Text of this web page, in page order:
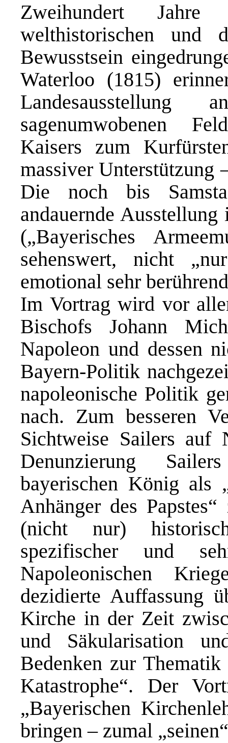
Zweihundert
welthistorischen und
Bewusstsein
Waterloo (1815)
sagenumwobenen
Kaisers zum
massiver Unterstützung
Die noch bis
andauernde
(„Bayerisches
sehenswert, nicht
emotional sehr
Im Vortrag wird vor
Bischofs Johann
Napoleon und dessen
Bayern-Politik
napoleonische Politik
nach. Zum besseren
Sichtweise Sailers auf
Denunzierung
bayerischen König als
Anhänger des
(nicht nur)
spezifischer und
Napoleonischen
dezidierte Auffassung
Kirche in der Zeit
und Säkularisation
Bedenken zur
Katastrophe“. Der
„Bayerischen
bringen – zumal